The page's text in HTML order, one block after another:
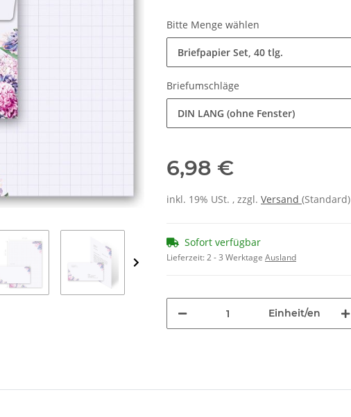
Bitte Menge wählen
Briefpapier Set, 40 tlg.
Briefumschläge
DIN LANG (ohne Fenster)
6,98 €
inkl. 19% USt. , zzgl. Versand (Standard)
Sofort verfügbar
Lieferzeit:2 - 3 Werktage Ausland
Einheit/en